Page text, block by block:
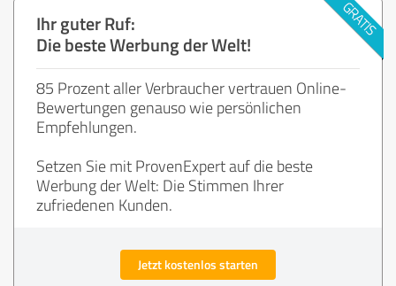
Ihr guter Ruf:
Die beste Werbung der Welt!
85 Prozent aller Verbraucher vertrauen Online-
Bewertungen genauso wie persönlichen
Empfehlungen.
Setzen Sie mit ProvenExpert auf die beste
Werbung der Welt: Die Stimmen Ihrer
zufriedenen Kunden.
Jetzt kostenlos starten